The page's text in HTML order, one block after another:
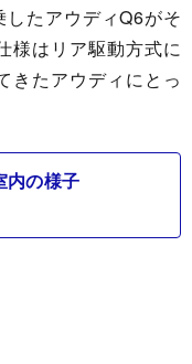
たアウディQ6がそ
様はリア駆動方式に
きたアウディにとっ
内の様子